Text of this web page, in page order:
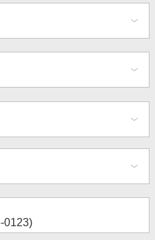
platform and
use cases